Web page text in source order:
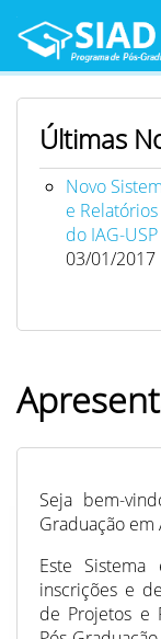
Pular para o
Últimas
Novo
e
do IAG-USP
03/01/2017
Seja bem-
Graduação em
Este
inscrições e
de Projetos e